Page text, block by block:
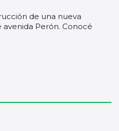
de una nueva
avenida Perón. Conocé